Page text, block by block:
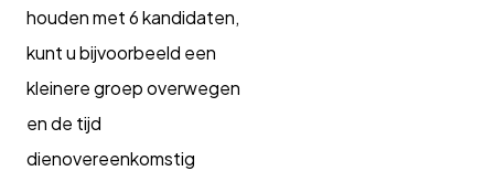
houden met 6 kandidaten,
kunt u bijvoorbeeld een
kleinere groep overwegen
en de tijd
dienovereenkomstig